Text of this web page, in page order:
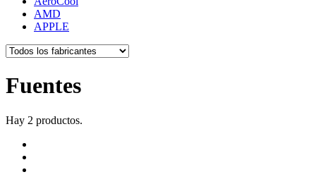
AMD
APPLE
Fuentes
Hay 2 productos.